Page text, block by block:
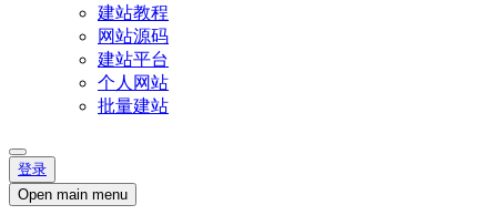
建站教程
网站源码
建站平台
个人网站
批量建站
登录
Open main menu